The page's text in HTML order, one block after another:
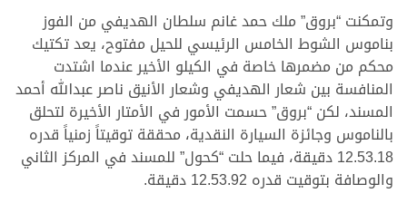
وتمكنت “بروق” ملك حمد غانم سلطان الهديفي من الفوز
بناموس الشوط الخامس الرئيسي للحيل مفتوح، يعد تكتيك
محكم من مضمرها خاصة في الكيلو الأخير عندما اشتدت
المنافسة بين شعار الهديفي وشعار الأنيق ناصر عبدالله أحمد
المسند، لكن “بروق” حسمت الأمور في الأمتار الأخيرة لتحلق
بالناموس وجائزة السيارة النقدية، محققة توقيتاً زمنياً قدره
12.53.18 دقيقة، فيما حلت “كحول” للمسند في المركز الثاني
والوصافة بتوقيت قدره 12.53.92 دقيقة.